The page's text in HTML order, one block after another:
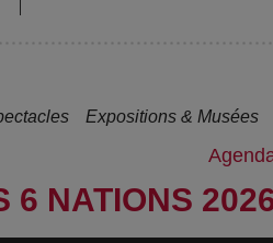
Expositions & Musées
6 NATIONS